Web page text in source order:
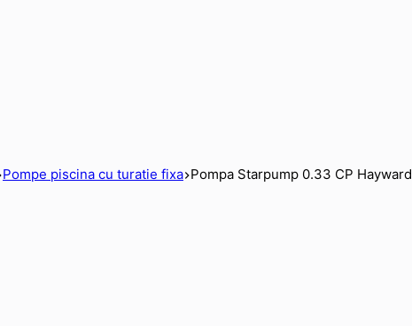
Pompe piscina cu turatie fixa Pompa Starpump 0.33 CP Hayward